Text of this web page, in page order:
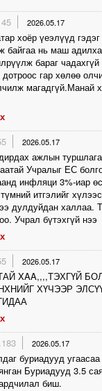
2026.05.17
хоёр үеэлүүд гэдэг
байгаа нь маш
бараг
гар хөлөө
магадгүй.Манай
2026.05.17
ажлын
Учралыг ЕС
инфляци 3%-иар
итгэлийг
дулдуйдан халлаа.
Учрал бүтэхгүй нээ
2026.05.17
XAA,,,,ТЭХГҮЙ
ХҮЧЭЭР
2026.05.17
буриадууд
Буриадууд 3.5
биш.